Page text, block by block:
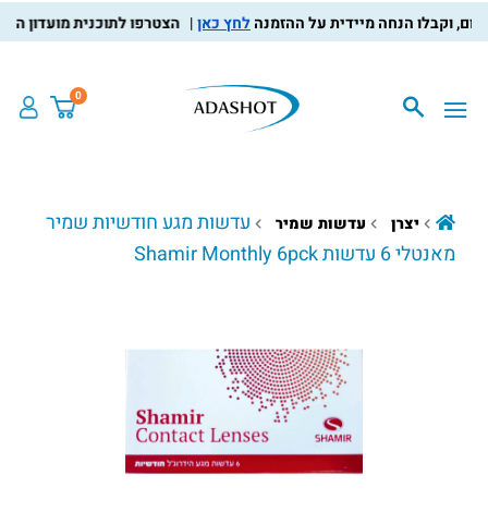
לחץ כאן הצטרפו לתוכנית מועדון
0
יצרן עדשות שמיר
עדשות מגע חודשיות שמיר
מאנטלי 6 עדשות Shamir Monthly 6pck